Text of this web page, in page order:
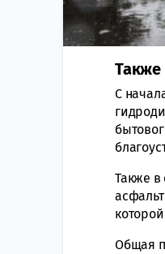
Также
С
Также в
Общая